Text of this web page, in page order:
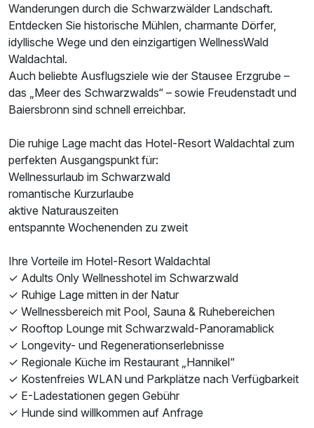
Wanderungen durch die Schwarzwälder Landschaft.
Entdecken Sie historische Mühlen, charmante Dörfer,
idyllische Wege und den einzigartigen WellnessWald
Waldachtal.
Auch beliebte Ausflugsziele wie der Stausee Erzgrube –
das „Meer des Schwarzwalds“ – sowie Freudenstadt und
Baiersbronn sind schnell erreichbar.
Die ruhige Lage macht das Hotel-Resort Waldachtal zum
perfekten Ausgangspunkt für:
Wellnessurlaub im Schwarzwald
romantische Kurzurlaube
aktive Naturauszeiten
entspannte Wochenenden zu zweit
Ihre Vorteile im Hotel-Resort Waldachtal
✓ Adults Only Wellnesshotel im Schwarzwald
✓ Ruhige Lage mitten in der Natur
✓ Wellnessbereich mit Pool, Sauna & Ruhebereichen
✓ Rooftop Lounge mit Schwarzwald-Panoramablick
✓ Longevity- und Regenerationserlebnisse
✓ Regionale Küche im Restaurant „Hannikel“
✓ Kostenfreies WLAN und Parkplätze nach Verfügbarkeit
✓ E-Ladestationen gegen Gebühr
✓ Hunde sind willkommen auf Anfrage